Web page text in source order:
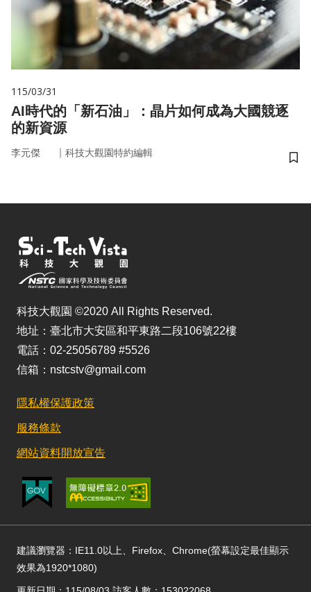
115/03/31
AI時代的「新石油」：晶片如何成為大國競逐
的新資源
李元傑 ｜ 科技大觀園特約編輯
儲
科技大觀園 ©2020 All Rights Reserved.
地址：臺北市大安區和平東路二段106號22樓
電話：02-25056789 #5526
信箱：nstcstv@gmail.com
隱私權保護政策
服務條款
網站資料開放宣告
建議瀏覽器：IE11.0以上、Firefox、Chrome(螢幕設定最佳顯示
效果為1920*1080)